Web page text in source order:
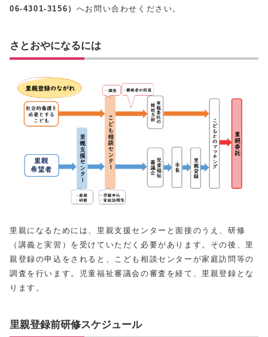
06-4301-3156） へお問い合わせください。
さとおやになるには
里親になるためには、里親支援センターと面接のうえ、研修
（講義と実習）を受けていただく必要があります。その後、里
親登録の申込をされると、こども相談センターが家庭訪問等の
調査を行います。児童福祉審議会の審査を経て、里親登録とな
ります。
里親登録前研修スケジュール